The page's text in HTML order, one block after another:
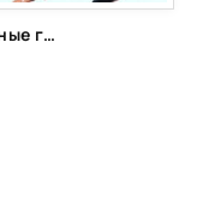
Незваные гости (2011)